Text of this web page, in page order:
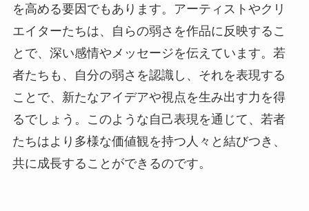
を高める要因でもあります。アーティストやクリ
エイターたちは、自らの弱さを作品に反映するこ
とで、深い感情やメッセージを伝えています。若
者たちも、自分の弱さを認識し、それを表現する
ことで、新たなアイデアや視点を生み出す力を得
るでしょう。このような自己表現を通じて、若者
たちはより多様な価値観を持つ人々と結びつき、
共に成長することができるのです。